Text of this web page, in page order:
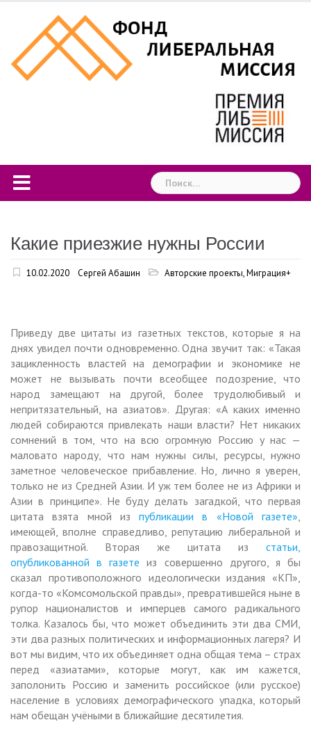
content
Найти:
Какие приезжие нужны России
10.02.2020 Сергей Абашин Авторские проекты,Миграция+
Приведу две цитаты из газетных текстов, которые я на
днях увидел почти одновременно. Одна звучит так: «Такая
зацикленность властей на демографии и экономике не
может не вызывать почти всеобщее подозрение, что
народ замещают на другой, более трудолюбивый и
непритязательный, на азиатов». Другая: «А каких именно
людей собираются привлекать наши власти? Нет никаких
сомнений в том, что на всю огромную Россию у нас —
маловато народу, что нам нужны силы, ресурсы, нужно
заметное человеческое прибавление. Но, лично я уверен,
только не из Средней Азии. И уж тем более не из Африки и
Азии в принципе». Не буду делать загадкой, что первая
цитата взята мной изпубликации в «Новой газете»
имеющей, вполне справедливо, репутацию либеральной и
правозащитной. Вторая же цитата из статьи,
опубликованной в газете из совершенно другого, я бы
сказал противоположного идеологически издания «КП»,
когда-то «Комсомольской правды», превратившейся ныне в
рупор националистов и имперцев самого радикального
толка. Казалось бы, что может объединить эти два СМИ,
эти два разных политических и информационных лагеря? И
вот мы видим, что их объединяет одна общая тема – страх
перед «азиатами», которые могут, как им кажется,
заполонить Россию и заменить российское (или русское)
население в условиях демографического упадка, который
нам обещан учёными в ближайшие десятилетия.